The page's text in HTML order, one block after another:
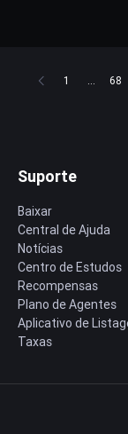
1 ... 68
Suporte
Baixar
Central de Ajuda
Notícias
Centro de Estudos
Recompensas
Plano de Agentes
Aplicativo de
Taxas